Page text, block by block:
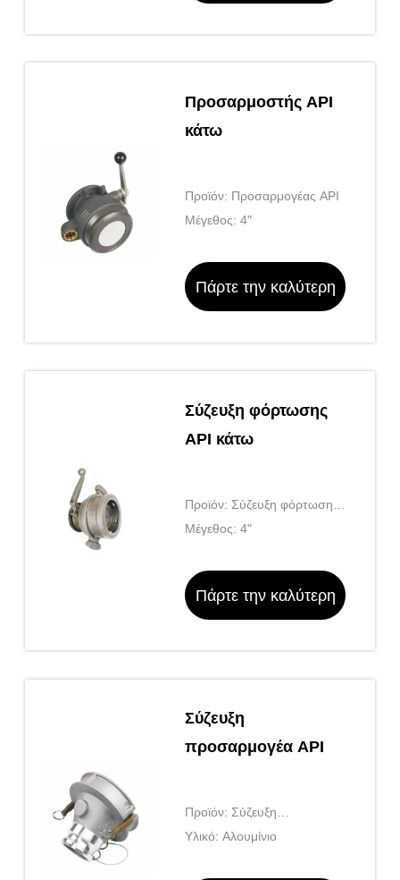
Προσαρμοστής API
κάτω
Προϊόν: Προσαρμογέας API
Μέγεθος: 4"
Πάρτε την καλύτερη
Σύζευξη φόρτωσης
API κάτω
Προϊόν: Σύζευξη φόρτωσης
API κάτω Μέγεθος: 4"
Πάρτε την καλύτερη
Σύζευξη
προσαρμογέα API
Προϊόν: Σύζευξη
προσαρμογέα API
Υλικό: Αλουμίνιο